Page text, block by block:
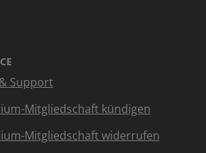
Support
Mitgliedschaft kündigen
Mitgliedschaft widerrufen